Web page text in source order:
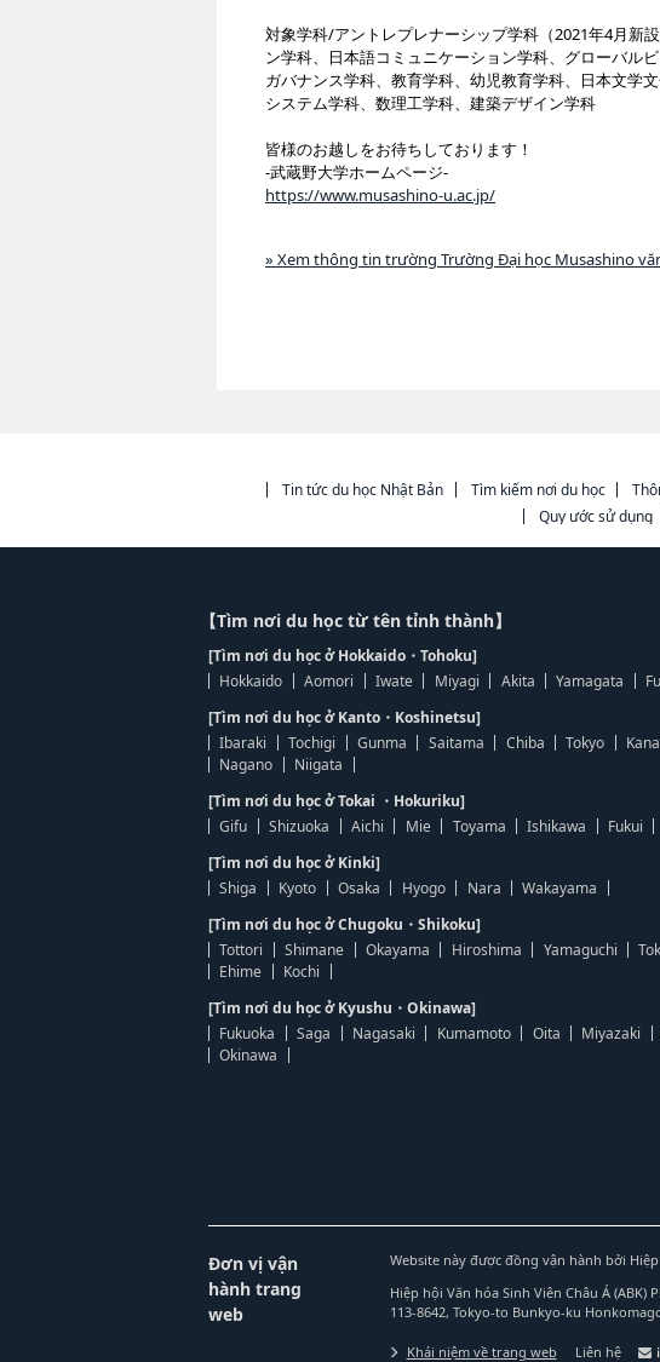
対象学科/アントレプレナーシップ学科（2021年4月新
ン学科、日本語コミュニケーション学科、グローバル
ガバナンス学科、教育学科、幼児教育学科、日本文学
システム学科、数理工学科、建築デザイン学科
皆様のお越しをお待ちしております！
-武蔵野大学ホームページ-
https://www.musashino-u.ac.jp/
» Xem thông tin trường Trường Đại học Musashino
Tin tức du học Nhật Bản Tìm kiếm nơi du học
Quy ước sử dụng
【Tìm nơi du học từ tên tỉnh thành】
[Tìm nơi du học ở Hokkaido・Tohoku]
Hokkaido
Aomori Iwate Miyagi Akita Yamagata
[Tìm nơi du học ở Kanto・Koshinetsu]
Ibaraki
Tochigi Gunma Saitama Chiba Tokyo
Nagano
Niigata
[Tìm nơi du học ở Tokai ・Hokuriku]
Gifu
Shizuoka Aichi Mie Toyama Ishikawa
Fukui
[Tìm nơi du học ở Kinki]
Shiga
Kyoto Osaka Hyogo Nara
Wakayama
[Tìm nơi du học ở Chugoku・Shikoku]
Tottori
Shimane Okayama Hiroshima Yamaguchi
Ehime
Kochi
[Tìm nơi du học ở Kyushu・Okinawa]
Fukuoka
Saga Nagasaki Kumamoto Oita Miyazaki
Okinawa
Đơn vị vận
hành trang
web
Website này được đồng vận hành bởi
Hiệp hội Văn hóa Sinh Viên Châu Á
113-8642, Tokyo-to Bunkyo-ku
Khái niệm về trang web Liên hệ